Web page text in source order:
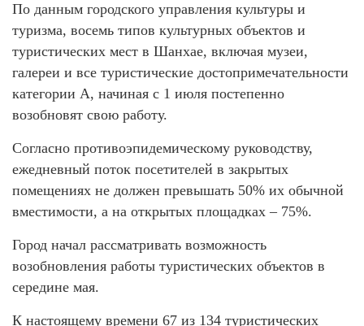
По данным городского управления культуры и
туризма, восемь типов культурных объектов и
туристических мест в Шанхае, включая музеи,
галереи и все туристические достопримечательности
категории А, начиная с 1 июля постепенно
возобновят свою работу.
Согласно противоэпидемическому руководству,
ежедневный поток посетителей в закрытых
помещениях не должен превышать 50% их обычной
вместимости, а на открытых площадках – 75%.
Город начал рассматривать возможность
возобновления работы туристических объектов в
середине мая.
К настоящему времени 67 из 134 туристических